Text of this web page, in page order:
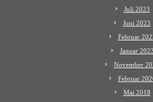
Juli 2023
Juni 2023
Februar
Januar 2023
November
Februar
Mai 2018